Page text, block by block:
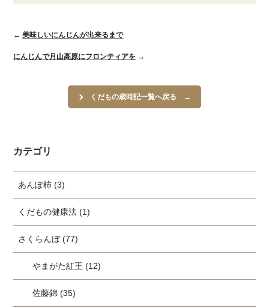
←美味しいにんじんが出来るまで
にんじんで月山高原にフロンティアを →
くだもの歳時記一覧へ戻る
カテゴリ
あんぽ柿 (3)
くだもの健康法 (1)
さくらんぼ (77)
やまがた紅王 (12)
佐藤錦 (35)